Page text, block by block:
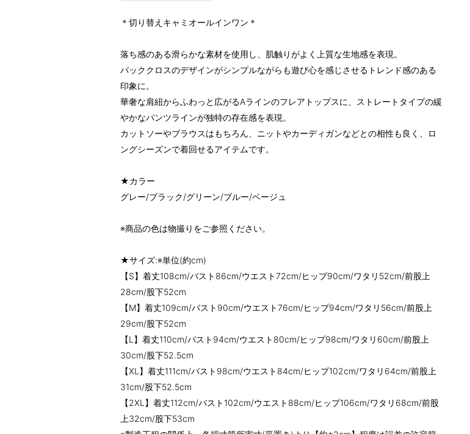
＊切り替えキャミオールインワン＊
落ち感のある滑らかな素材を使用し、肌触りがよく上質な生地感を表現。
バッククロスのデザインがシンプルながらも遊び心を感じさせるトレンド感のある
印象に。
華奢な肩紐からふわっと広がるAラインのフレアトップスに、ストレートタイプの緩
やかなパンツラインが独特の存在感を表現。
カットソーやブラウスはもちろん、ニットやカーディガンなどとの相性も良く、ロ
ングシーズンで着回せるアイテムです。
★カラー
グレー/ブラック/グリーン/ブルー/ベージュ
※商品の色は物撮りをご参照ください。
★サイズ:※単位(約cm)
【S】着丈108cm/バスト86cm/ウエスト72cm/ヒップ90cm/ワタリ52cm/前股上
28cm/股下52cm
【M】着丈109cm/バスト90cm/ウエスト76cm/ヒップ94cm/ワタリ56cm/前股上
29cm/股下52cm
【L】着丈110cm/バスト94cm/ウエスト80cm/ヒップ98cm/ワタリ60cm/前股上
30cm/股下52.5cm
【XL】着丈111cm/バスト98cm/ウエスト84cm/ヒップ102cm/ワタリ64cm/前股上
31cm/股下52.5cm
【2XL】着丈112cm/バスト102cm/ウエスト88cm/ヒップ106cm/ワタリ68cm/前股
上32cm/股下53cm